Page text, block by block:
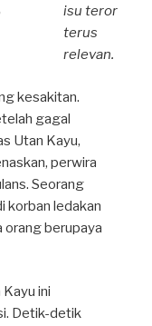
isu teror
terus
relevan.
kesakitan.
gagal
Utan Kayu,
perwira
Seorang
korban ledakan
orang berupaya
ini
Detik-detik